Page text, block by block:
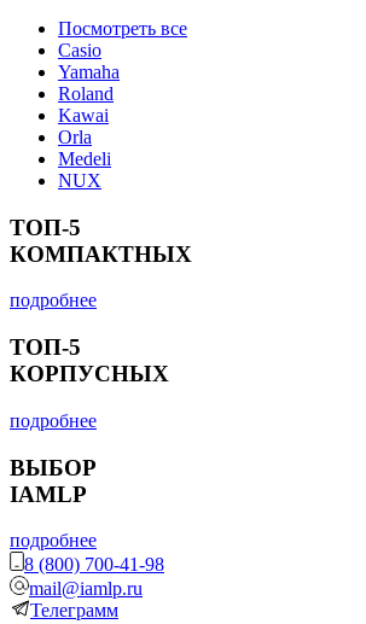
Посмотреть все
Casio
Yamaha
Roland
Kawai
Orla
Medeli
NUX
ТОП-5
КОМПАКТНЫХ
подробнее
ТОП-5
КОРПУСНЫХ
подробнее
ВЫБОР
IAMLP
подробнее
8 (800) 700-41-98
mail@iamlp.ru
Телеграмм